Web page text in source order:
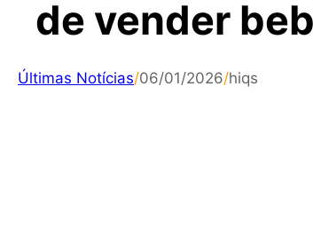
de vender
Últimas Notícias/06/01/2026/hiqs